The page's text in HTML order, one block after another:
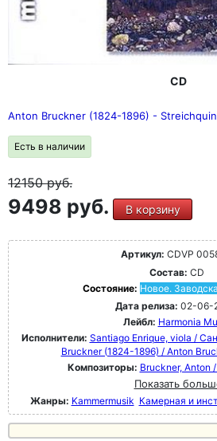
CD
Anton Bruckner (1824-1896) -
Есть в наличии
12150руб.
9498 руб. В корзину
Артикул: CDVP
Состав: CD
Состояние: Новое.
Дата релиза: 02-06-
Лейбл: Harmonia
Исполнители: Santiago Enrique, viola /
Bruckner (1824-1896) / Anton
Композиторы: Bruckner, Anton
Показать
Жанры: Kammermusik Камерная и